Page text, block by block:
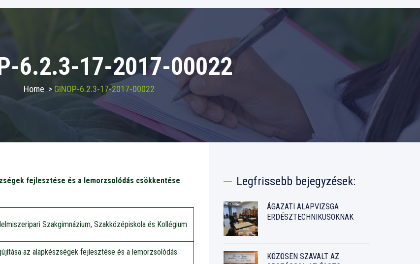
6.2.3-17-2017-00022
Home > GINOP-6.2.3-17-2017-00022
fejlesztése és a lemorzsolódás csökkentése
Szakgimnázium, Szakközépiskola és Kollégium
az alapkészségek fejlesztése és a lemorzsolódás
Legfrissebb bejegyzések:
ÁGAZATI ALAPVIZSGA
ERDÉSZTECHNIKUSOKNAK
KÖZÖSEN SZAVALT AZ